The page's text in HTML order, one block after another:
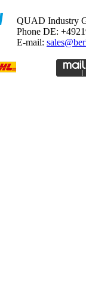
QUAD Industry
Phone DE:
E-mail: